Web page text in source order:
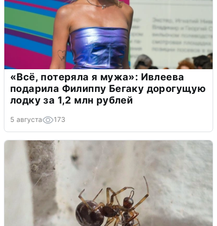
«Всё, потеряла я мужа»: Ивлеева
подарила Филиппу Бегаку дорогущую
лодку за 1,2 млн рублей
5 августа 173